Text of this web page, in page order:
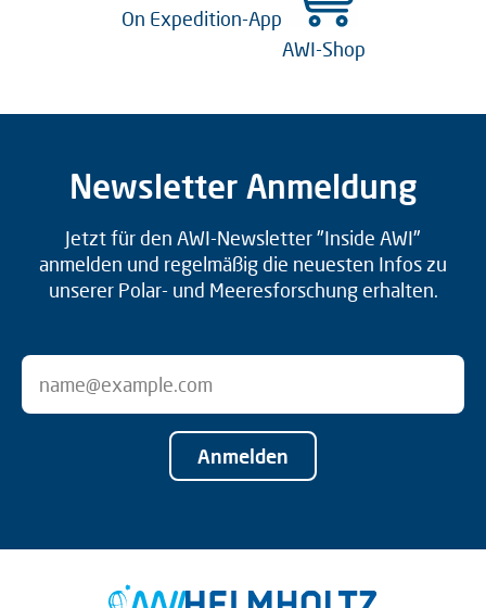
On Expedition-App
AWI-Shop
Newsletter Anmeldung
Jetzt für den AWI-Newsletter "Inside AWI"
anmelden und regelmäßig die neuesten Infos zu
unserer Polar- und Meeresforschung erhalten.
Anmelden